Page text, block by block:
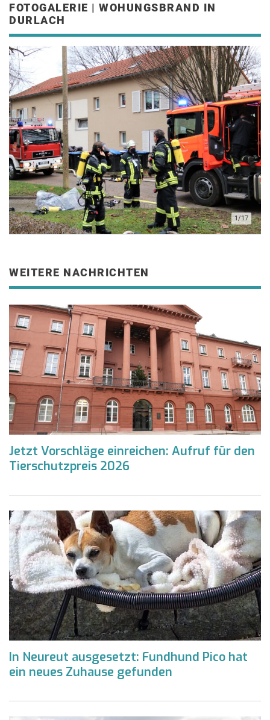
FOTOGALERIE | WOHUNGSBRAND IN
DURLACH
1/17
WEITERE NACHRICHTEN
Jetzt Vorschläge einreichen: Aufruf für den
Tierschutzpreis 2026
In Neureut ausgesetzt: Fundhund Pico hat
ein neues Zuhause gefunden